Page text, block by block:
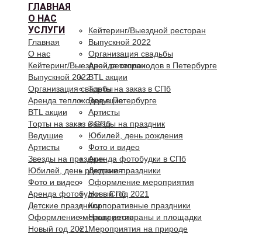
ГЛАВНАЯ
О НАС
УСЛУГИ
Кейтеринг/Выездной ресторан
Выпускной 2022
Организация свадьбы
Аренда теплоходов в Петербурге
BTL акции
Торты на заказ в СПб
Ведущие
Артисты
Звезды на праздник
Юбилей, день рождения
Фото и видео
Аренда фотобудки в СПб
Детские праздники
Оформление мероприятия
Новый год 2021
Корпоративные праздники
Наши рестораны и площадки
Мероприятия на природе
Главная
О нас
Кейтеринг/Выездной ресторан
Выпускной 2022
Организация свадьбы
Аренда теплоходов в Петербурге
BTL акции
Торты на заказ в СПб
Ведущие
Артисты
Звезды на праздник
Юбилей, день рождения
Фото и видео
Аренда фотобудки в СПб
Детские праздники
Оформление мероприятия
Новый год 2021